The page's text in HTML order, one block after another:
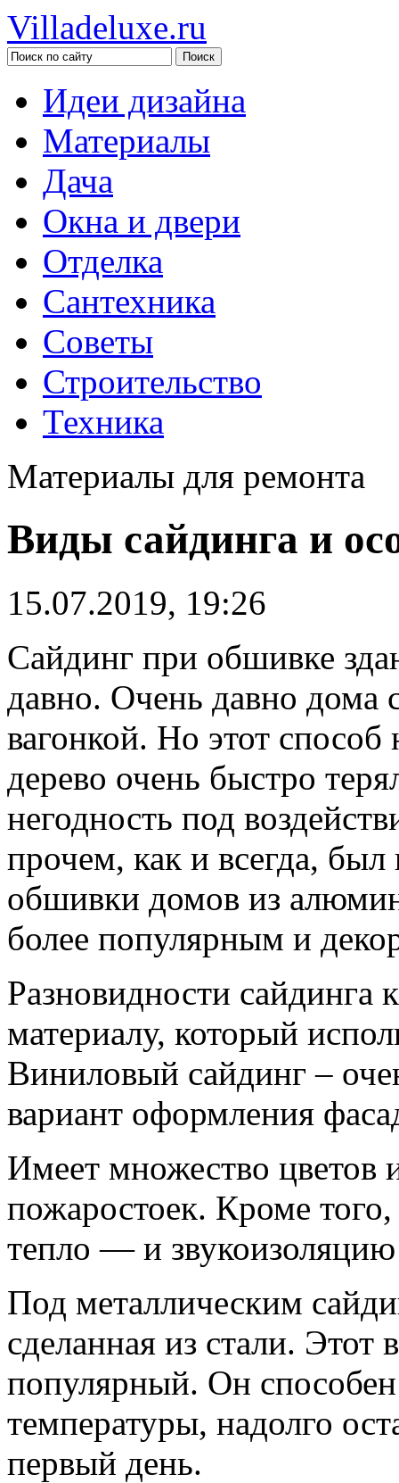
Villadeluxe.ru
Идеи дизайна
Материалы
Дача
Окна и двери
Отделка
Сантехника
Советы
Строительство
Техника
Материалы для ремонта
Виды сайдинга и
15.07.2019, 19:26
Сайдинг при обшивке
давно. Очень давно дома
вагонкой. Но этот
дерево очень быстро
негодность под
прочем, как и всегда,
обшивки домов из
более популярным и
Разновидности сайдинга
материалу, который
Виниловый сайдинг –
вариант оформления
Имеет множество цветов
пожаростоек. Кроме
тепло — и
Под металлическим
сделанная из стали.
популярный. Он
температуры, надолго
первый день.